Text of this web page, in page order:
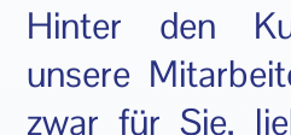
Hinter den
unsere
zwar für Sie,